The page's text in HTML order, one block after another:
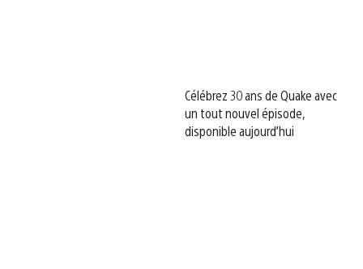
Célébrez 30 ans de Quake avec
un tout nouvel épisode,
disponible aujourd’hui